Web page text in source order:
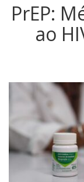
PrEP:
ao